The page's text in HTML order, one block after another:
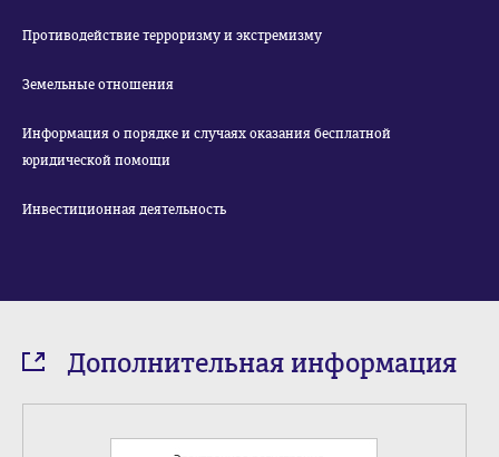
Противодействие терроризму и экстремизму
Земельные отношения
Информация о порядке и случаях оказания бесплатной
юридической помощи
Инвестиционная деятельность
Дополнительная информация